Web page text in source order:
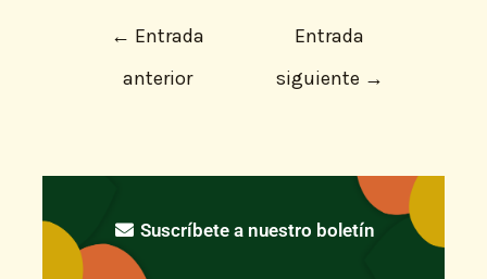
← Entrada
anterior
Entrada
siguiente →
Suscríbete a nuestro boletín